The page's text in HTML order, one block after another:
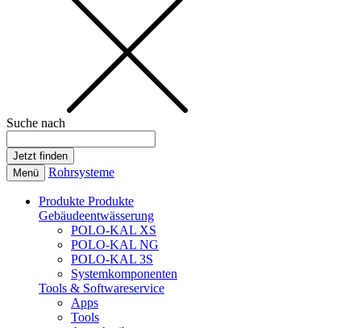
Suche nach
Menü Rohrsysteme
Produkte Produkte
Gebäudeentwässerung
POLO-KAL XS
POLO-KAL NG
POLO-KAL 3S
Systemkomponenten
Tools & Softwareservice
Apps
Tools